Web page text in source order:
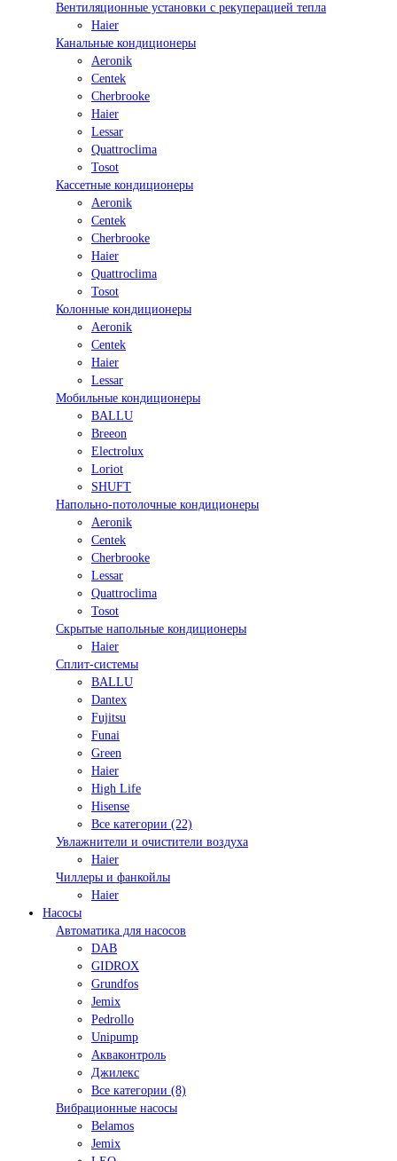
Вентиляционные установки с рекуперацией тепла
Haier
Канальные кондиционеры
Aeronik
Centek
Cherbrooke
Haier
Lessar
Quattroclima
Tosot
Кассетные кондиционеры
Aeronik
Centek
Cherbrooke
Haier
Quattroclima
Tosot
Колонные кондиционеры
Aeronik
Centek
Haier
Lessar
Мобильные кондиционеры
BALLU
Breeon
Electrolux
Loriot
SHUFT
Напольно-потолочные кондиционеры
Aeronik
Centek
Cherbrooke
Lessar
Quattroclima
Tosot
Скрытые напольные кондиционеры
Haier
Сплит-системы
BALLU
Dantex
Fujitsu
Funai
Green
Haier
High Life
Hisense
Все категории (22)
Увлажнители и очистители воздуха
Haier
Чиллеры и фанкойлы
Haier
Насосы
Автоматика для насосов
DAB
GIDROX
Grundfos
Jemix
Pedrollo
Unipump
Акваконтроль
Джилекс
Все категории (8)
Вибрационные насосы
Belamos
Jemix